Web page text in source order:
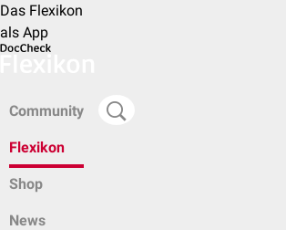
Das Flexikon
als App
Community
Flexikon
Shop
News